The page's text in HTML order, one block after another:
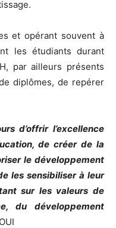
et opérant souvent à
les étudiants durant
par ailleurs présents
diplômes, de repérer
d’offrir l’excellence
de créer de la
le développement
les sensibiliser à leur
sur les valeurs de
du développement